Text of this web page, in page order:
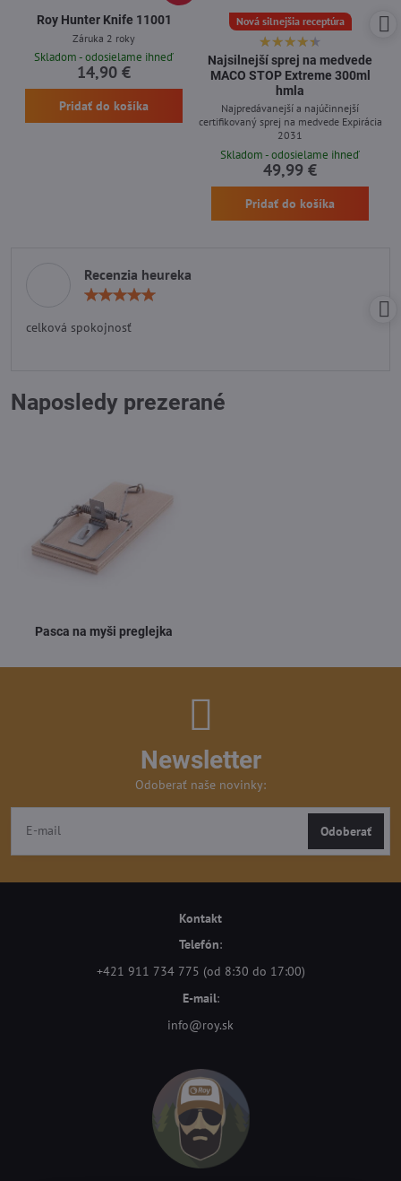
Roy Hunter Knife 11001
Záruka 2 roky
Skladom - odosielame ihneď
14,90 €
Pridať do košíka
Nová silnejšia receptúra
Najsilnejší sprej na medvede
MACO STOP Extreme 300ml
hmla
Najpredávanejší a najúčinnejší
certifikovaný sprej na medvede Expirácia
2031
Skladom - odosielame ihneď
49,99 €
Pridať do košíka
Recenzia heureka
celková spokojnosť
Naposledy prezerané
Pasca na myši preglejka
Newsletter
Odoberať naše novinky:
Odoberať
Kontakt
Telefón:
+421 911 734 775 (od 8:30 do 17:00)
E-mail:
info@roy.sk